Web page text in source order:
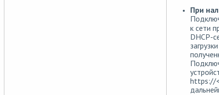
При
к сети
DHCP-
https://